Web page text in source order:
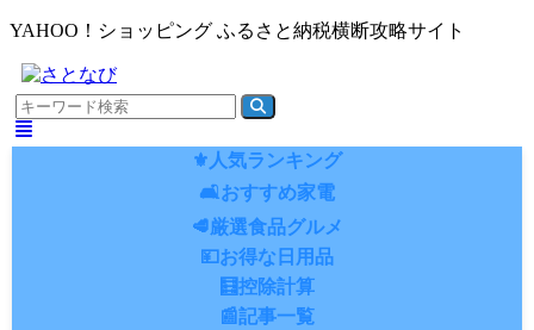
YAHOO！ショッピング ふるさと納税横断攻略サイト
⚜️人気ランキング
🛋️おすすめ家電
🥩厳選食品グルメ
💴お得な日用品
🧮控除計算
📰記事一覧